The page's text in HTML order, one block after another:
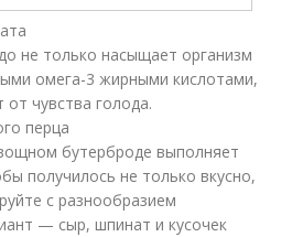
не только насыщает организм
омега-3 жирными кислотами,
чувства голода.
перца
бутерброде выполняет
получилось не только вкусно,
с разнообразием
— сыр, шпинат и кусочек